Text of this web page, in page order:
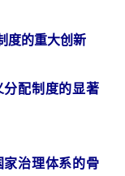
的重大创新
配制度的显著
治理体系的骨